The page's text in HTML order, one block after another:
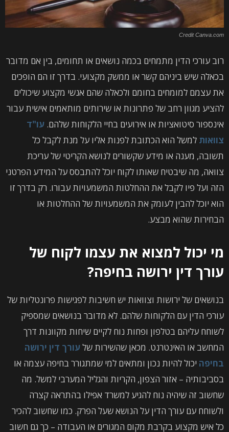
Credit Canva.com
רוב עורכי הדין מתמחים בכמה נושאים או תחומים, בין אם מדובר
בכאלה שיש ביניהם קשר או ממשק מקצועי. בדרך זו הם הופכים
את עצמם למומחים בחומם ולכאלה שהם אנשי מקצוע שיכולים
להציע מגוון רחב של פתרונות או שירותים מותאמים אישית עבור
אינספור סיטואציות או אירועים בחיי הלקוחות שלהם. עו"ד
צוואות למשל הוא הכתובת לפנות אליו על מנת לקבל כל
תשובה, מענה או מידע שקשורים לנושא הקריטי של עריכת
צוואה, מה שיבטיח שאותו לקוח יוכל להתבסס על המידע הפרטני
הזה ועל פיו לקבל את ההחלטות המשמעויות עבורו. רק בדרך זו
הוא יוכל להבין לעומק את המשמעויות של ההחלטות או
הבחירות שהוא מבצע.
מי יכול למצוא את עצמו לקוח של
עורך דין ירושה בחיפה?
בנושאים של ירושות וצוואות יש חשיבות לפגישות פרונטליות של
עורכי הדין עם הלקוחות שלהם. לא מדובר בנושאים שמספיק
לשוחח עליהם בטלפון ופחות נוח לקיים שיחות מקוונות דרך
המחשב או האינטרנט. מכאן שהשירות שלעורך דין ירושה
בחיפה יכול להיות נכון ומתאים למי שמתגורר בחיפה עצמה או
בסביבותיה – אזור הצפון, הקריות והגליל המערבי למשל. מה
שחשוב זה שיהיה נוח להגיע למשרד אפילו בהתראה קצרה
ולשוחח עם עורך הדין על הנושא שעל הפרק. כמו שחשוב להכיר
כל איש מקצוע בקרבת מקום המגורים או העבודה – כך גם חשוב